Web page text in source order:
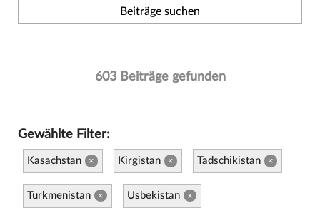
Beiträge suchen
603 Beiträge gefunden
Gewählte Filter:
Kasachstan × Kirgistan × Tadschikistan ×
Turkmenistan × Usbekistan ×